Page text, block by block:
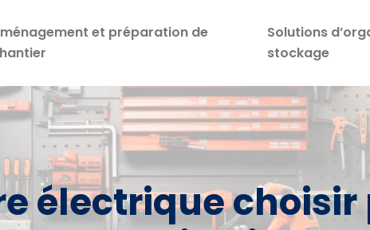
et préparation de
Solutions
stockage
électrique